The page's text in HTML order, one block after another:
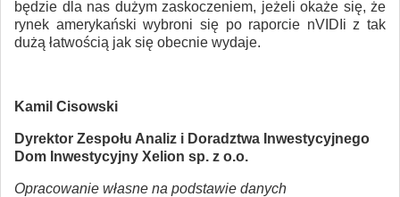
będzie dla nas dużym zaskoczeniem, jeżeli okaże się, że
rynek amerykański wybroni się po raporcie nVIDIi z tak
dużą łatwością jak się obecnie wydaje.
Kamil Cisowski
Dyrektor Zespołu Analiz i Doradztwa Inwestycyjnego
Dom Inwestycyjny Xelion sp. z o.o.
Opracowanie własne na podstawie danych